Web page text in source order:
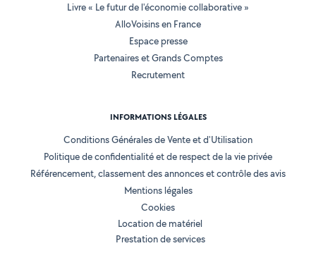
Livre « Le futur de l'économie collaborative »
AlloVoisins en France
Espace presse
Partenaires et Grands Comptes
Recrutement
INFORMATIONS LÉGALES
Conditions Générales de Vente et d'Utilisation
Politique de confidentialité et de respect de la vie privée
Référencement, classement des annonces et contrôle des avis
Mentions légales
Cookies
Location de matériel
Prestation de services